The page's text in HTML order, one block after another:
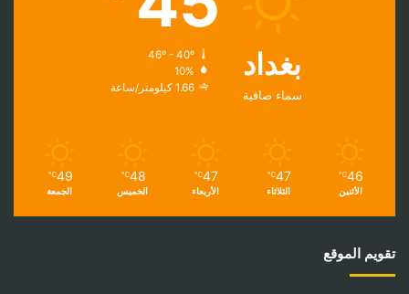
بغداد
سماء صافية
46º - 40º
10%
1.66 كيلومتر/ساعة
46
℃
الأثنين
47
℃
الثلاثاء
47
℃
الأربعاء
48
℃
الخميس
49
℃
الجمعة
تقويم الموقع